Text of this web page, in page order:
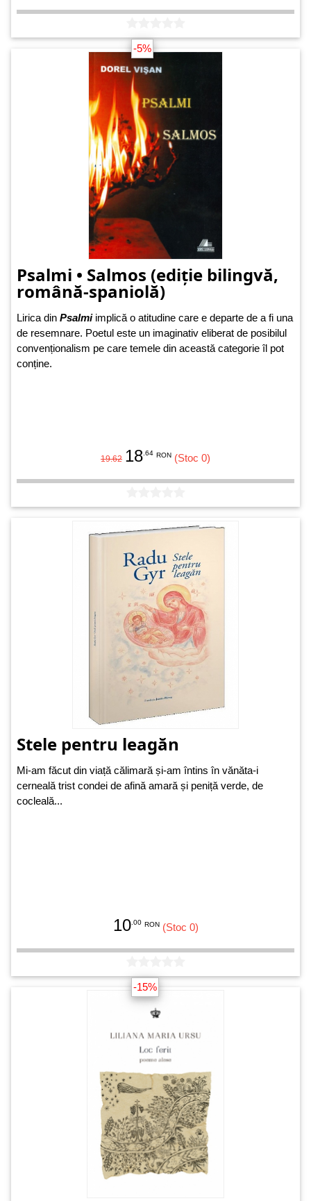
-5%
Psalmi • Salmos (ediție bilingvă,
română-spaniolă)
Lirica din Psalmiimplică o atitudine care e departe de a fi una
de resemnare. Poetul este un imaginativ eliberat de posibilul
convenționalism pe care temele din această categorie îl pot
conține.
19.62 18.64 RON (Stoc 0)
Stele pentru leagăn
Mi-am făcut din viață călimară și-am întins în vănăta-i
cerneală trist condei de afină amară și peniță verde, de
cocleală...
10.00 RON (Stoc 0)
-15%